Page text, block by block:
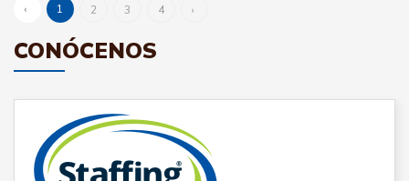
‹ 1 2 3 4 ›
CONÓCENOS